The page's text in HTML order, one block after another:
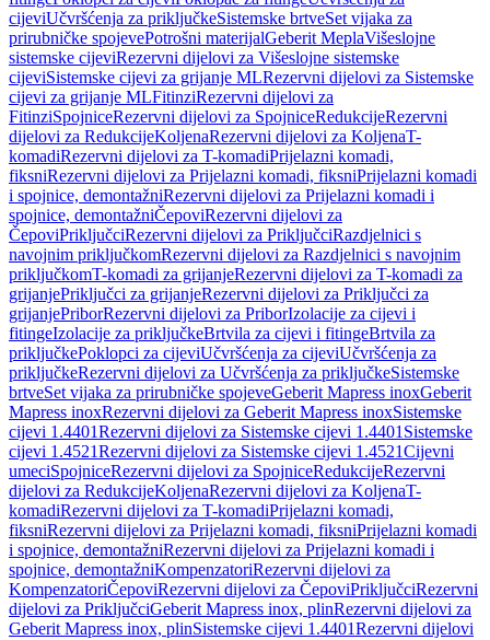
cijeviUčvršćenja za priključkeSistemske brtveSet vijaka za
prirubničke spojevePotrošni materijalGeberit MeplaVišeslojne
sistemske cijeviRezervni dijelovi za Višeslojne sistemske
cijeviSistemske cijevi za grijanje MLRezervni dijelovi za Sistemske
cijevi za grijanje MLFitinziRezervni dijelovi za
FitinziSpojniceRezervni dijelovi za SpojniceRedukcijeRezervni
dijelovi za RedukcijeKoljenaRezervni dijelovi za KoljenaT-
komadiRezervni dijelovi za T-komadiPrijelazni komadi,
fiksniRezervni dijelovi za Prijelazni komadi, fiksniPrijelazni komadi
i spojnice, demontažniRezervni dijelovi za Prijelazni komadi i
spojnice, demontažniČepoviRezervni dijelovi za
ČepoviPriključciRezervni dijelovi za PriključciRazdjelnici s
navojnim priključkomRezervni dijelovi za Razdjelnici s navojnim
priključkomT-komadi za grijanjeRezervni dijelovi za T-komadi za
grijanjePriključci za grijanjeRezervni dijelovi za Priključci za
grijanjePriborRezervni dijelovi za PriborIzolacije za cijevi i
fitingeIzolacije za priključkeBrtvila za cijevi i fitingeBrtvila za
priključkePoklopci za cijeviUčvršćenja za cijeviUčvršćenja za
priključkeRezervni dijelovi za Učvršćenja za priključkeSistemske
brtveSet vijaka za prirubničke spojeveGeberit Mapress inoxGeberit
Mapress inoxRezervni dijelovi za Geberit Mapress inoxSistemske
cijevi 1.4401Rezervni dijelovi za Sistemske cijevi 1.4401 Sistemske
cijevi 1.4521Rezervni dijelovi za Sistemske cijevi 1.4521Cijevni
umeciSpojniceRezervni dijelovi za SpojniceRedukcijeRezervni
dijelovi za RedukcijeKoljenaRezervni dijelovi za KoljenaT-
komadiRezervni dijelovi za T-komadiPrijelazni komadi,
fiksniRezervni dijelovi za Prijelazni komadi, fiksniPrijelazni komadi
i spojnice, demontažniRezervni dijelovi za Prijelazni komadi i
spojnice, demontažniKompenzatoriRezervni dijelovi za
KompenzatoriČepoviRezervni dijelovi za ČepoviPriključciRezervni
dijelovi za PriključciGeberit Mapress inox, plinRezervni dijelovi za
Geberit Mapress inox, plinSistemske cijevi 1.4401Rezervni dijelovi